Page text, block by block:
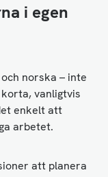
i egen
norska – inte
vanligtvis
enkelt att
arbetet.
att planera